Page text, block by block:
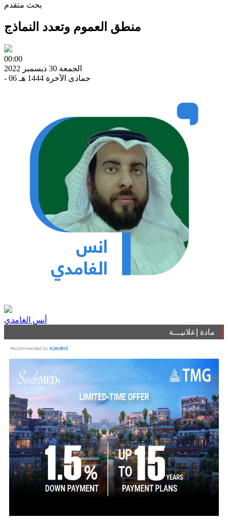
بحث متقدم
منطق العموم وتعدد النماذج
00:00
الجمعة 30 ديسمبر 2022
- 06 جمادى الآخرة 1444 هـ
أنس الغامدي
مادة إعلانيـــة